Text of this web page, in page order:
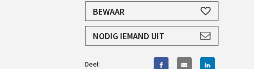
JE HEBT EEN ACCOUNT NODIG
AANMELDEN
BEWAAR
NODIG IEMAND UIT
Deel: